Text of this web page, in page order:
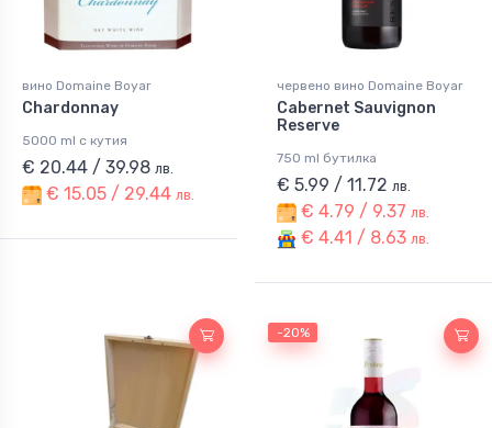
вино Domaine Boyar
Chardonnay
5000 ml с кутия
€ 20.44 / 39.98 лв.
€ 15.05 / 29.44 лв.
червено вино Domaine Boyar
Cabernet Sauvignon
Reserve
750 ml бутилка
€ 5.99 / 11.72 лв.
€ 4.79 / 9.37 лв.
€ 4.41 / 8.63 лв.
-20%